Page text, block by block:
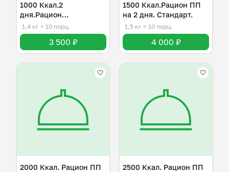
1000 Ккал.2
дня.Рацион
правильного питания.
1,4 кг ≈ 10 порц.
3 500 ₽
1500 Ккал.Рацион ПП
на 2 дня. Стандарт.
1,5 кг ≈ 10 порц.
4 000 ₽
2000 Ккал. Рацион ПП
2500 Ккал. Рацион ПП